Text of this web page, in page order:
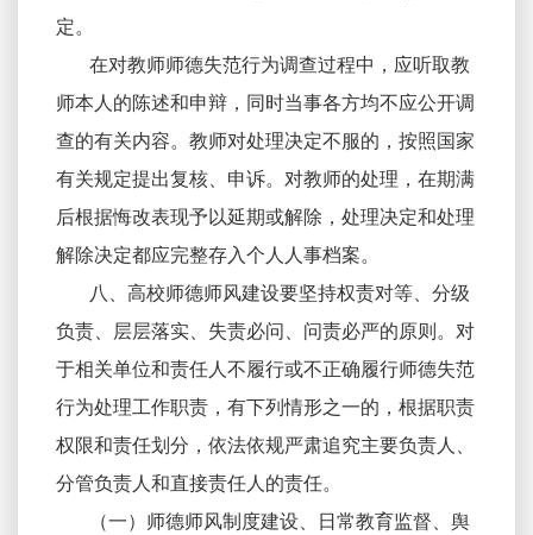
定。
在对教师师德失范行为调查过程中，应听取教
师本人的陈述和申辩，同时当事各方均不应公开调
查的有关内容。教师对处理决定不服的，按照国家
有关规定提出复核、申诉。对教师的处理，在期满
后根据悔改表现予以延期或解除，处理决定和处理
解除决定都应完整存入个人人事档案。
八、高校师德师风建设要坚持权责对等、分级
负责、层层落实、失责必问、问责必严的原则。对
于相关单位和责任人不履行或不正确履行师德失范
行为处理工作职责，有下列情形之一的，根据职责
权限和责任划分，依法依规严肃追究主要负责人、
分管负责人和直接责任人的责任。
（一）师德师风制度建设、日常教育监督、舆